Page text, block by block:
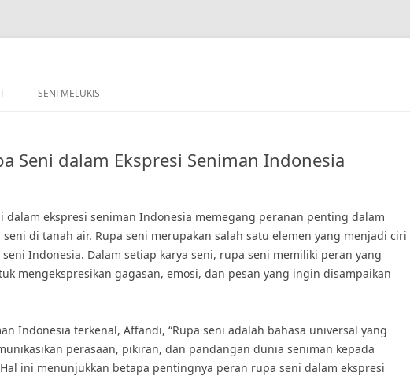
SENI MELUKIS
Seni dalam Ekspresi Seniman Indonesia
dalam ekspresi seniman Indonesia memegang peranan penting dalam
di tanah air. Rupa seni merupakan salah satu elemen yang menjadi ciri
seni Indonesia. Dalam setiap karya seni, rupa seni memiliki peran yang
mengekspresikan gagasan, emosi, dan pesan yang ingin disampaikan
Indonesia terkenal, Affandi, “Rupa seni adalah bahasa universal yang
perasaan, pikiran, dan pandangan dunia seniman kepada
ini menunjukkan betapa pentingnya peran rupa seni dalam ekspresi